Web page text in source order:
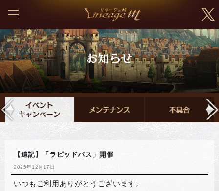
【追記】「ラピッドパス」開催
2025年12月17日
いつもご利用ありがとうございます。